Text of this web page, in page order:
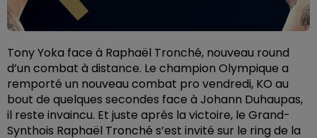
Tony Yoka face à Raphaël Tronché, nouveau round
d’un combat à distance. Le champion Olympique a
remporté un nouveau combat pro vendredi, KO au
bout de quelques secondes face à Johann Duhaupas,
il reste invaincu. Et juste après la victoire, le Grand-
Synthois Raphaël Tronché s’est invité sur le ring de la